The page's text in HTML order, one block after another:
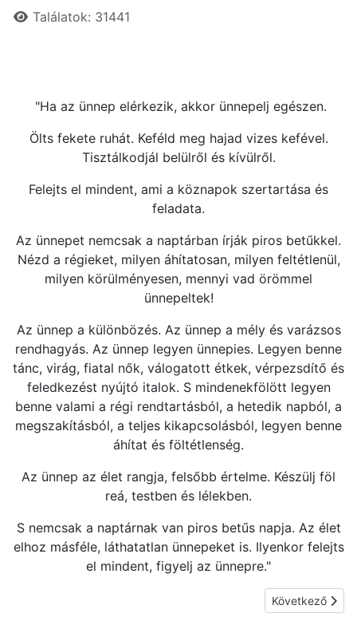
Találatok: 31441
"Ha az ünnep elérkezik, akkor ünnepelj egészen.
Ölts fekete ruhát. Keféld meg hajad vizes kefével.
Tisztálkodjál belülről és kívülről.
Felejts el mindent, ami a köznapok szertartása és
feladata.
Az ünnepet nemcsak a naptárban írják piros betűkkel.
Nézd a régieket, milyen áhítatosan, milyen feltétlenül,
milyen körülményesen, mennyi vad örömmel
ünnepeltek!
Az ünnep a különbözés. Az ünnep a mély és varázsos
rendhagyás. Az ünnep legyen ünnepies. Legyen benne
tánc, virág, fiatal nők, válogatott étkek, vérpezsdítő és
feledkezést nyújtó italok. S mindenekfölött legyen
benne valami a régi rendtartásból, a hetedik napból, a
megszakításból, a teljes kikapcsolásból, legyen benne
áhítat és föltétlenség.
Az ünnep az élet rangja, felsőbb értelme. Készülj föl
reá, testben és lélekben.
S nemcsak a naptárnak van piros betűs napja. Az élet
elhoz másféle, láthatatlan ünnepeket is. Ilyenkor felejts
el mindent, figyelj az ünnepre."
Következő
Következő